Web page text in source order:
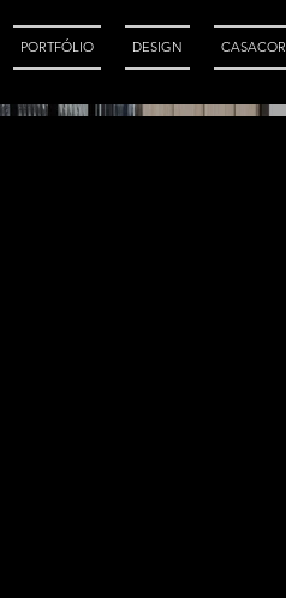
PORTFÓLIO DESIGN CASACOR